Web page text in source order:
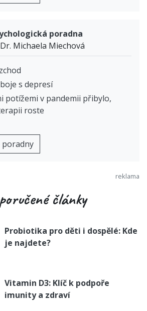
poradna
Michaela Miechová
s depresí
potížemi v pandemii přibylo,
roste
poradny
články
Probiotika pro děti i dospělé: Kde
je najdete?
Vitamin D3: Klíč k podpoře
imunity a zdraví